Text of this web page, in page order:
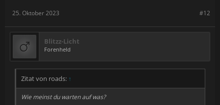
#12
25. Oktober 2023
Blitzz-Licht
Forenheld
Zitat von roads: ↑
Wie meinst du warten auf was?